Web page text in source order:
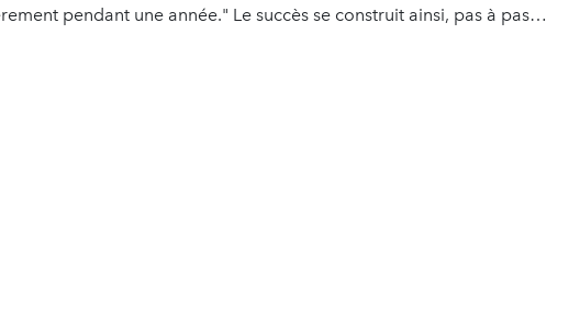
pendant une année." Le succès se construit ainsi, pas à pas…